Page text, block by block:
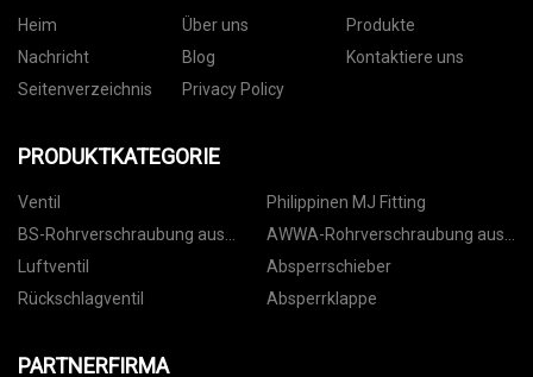
Heim Über uns
Produkte
Nachricht
Blog
Kontaktiere uns
Seitenverzeichnis
Privacy Policy
PRODUKTKATEGORIE
Ventil
Philippinen MJ Fitting
BS-Rohrverschraubung aus
duktilem Gusseisen
AWWA-Rohrverschraubung aus
duktilem Gusseisen
Luftventil
Absperrschieber
Rückschlagventil
Absperrklappe
PARTNERFIRMA